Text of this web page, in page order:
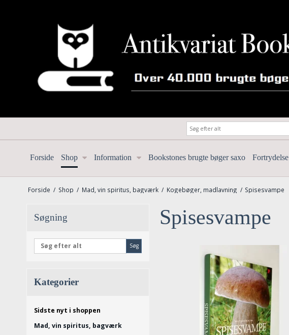
Forside Shop Information Bookstones brugte bøger saxo Fortrydelse
Forside / Shop / Mad, vin spiritus, bagværk / Kogebøger, madlavning / Spisesvampe
Søgning
Søg
Kategorier
Sidste nyt i shoppen
Mad, vin spiritus, bagværk
Spisesvampe